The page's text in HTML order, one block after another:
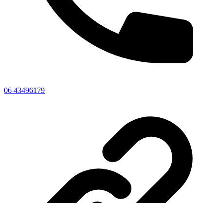
06 43496179